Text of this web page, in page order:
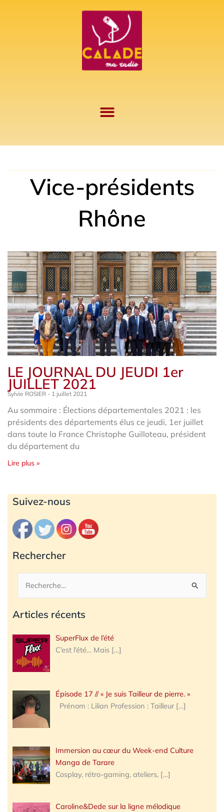
Vice-présidents
Rhône
LE JOURNAL DU JEUDI 1er
JUILLET 2021
Sylvie ROSIER 1 juillet 2021
Au sommaire : Élections départementales 2021 : les
présidents des départements élus ce jeudi, 1er juillet
dans toute la France Christophe Guilloteau, président
du département du
Lire plus »
Suivez-nous
Rechercher
Rechercher :
Articles récents
SuperFlux de l’été
C’est l’été… Mais […]
Épisode 17 // « Je suis Tailleur de pierre. »
Prénom : Lilian Profession : Tailleur […]
Immersion au cœur du Week-end Culture
Manga de Tarare
Cosplay, rétro-gaming, ateliers, […]
Caroline&Dede sur la ligne mélodique
Archives